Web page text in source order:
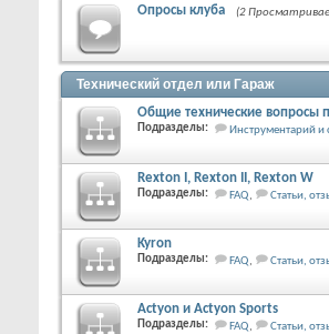
Опросы клуба (2
Технический отдел или Гараж
Общие технические вопросы
Подразделы: Инструментарий и
Rexton I, Rexton II, Rexton W
Подразделы: FAQ, Статьи,
Kyron
Подразделы: FAQ, Статьи,
Actyon и Actyon Sports
Подразделы: FAQ, Статьи,